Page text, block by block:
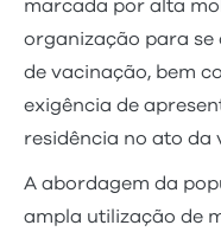
marcada por alta
organização para se
de vacinação, bem
exigência de
residência no ato da
A abordagem da
ampla utilização de